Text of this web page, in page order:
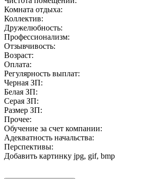
Комната отдыха:
Коллектив:
Дружелюбность:
Профессионализм:
Отзывчивость:
Возраст:
Оплата:
Регулярность выплат:
Черная ЗП:
Белая ЗП:
Серая ЗП:
Размер ЗП:
Прочее:
Обучение за счет компании:
Адекватность начальства:
Перспективы:
Добавить картинку jpg, gif, bmp